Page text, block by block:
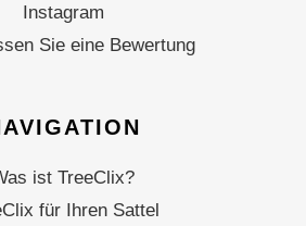
Instagram
Sie eine Bewertung
ist TreeClix?
für Ihren Sattel